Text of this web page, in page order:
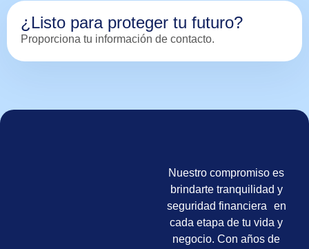
¿Listo para proteger tu futuro?
Proporciona tu información de contacto.
Nuestro compromiso es
brindarte tranquilidad y
seguridad financiera en
cada etapa de tu vida y
negocio. Con años de